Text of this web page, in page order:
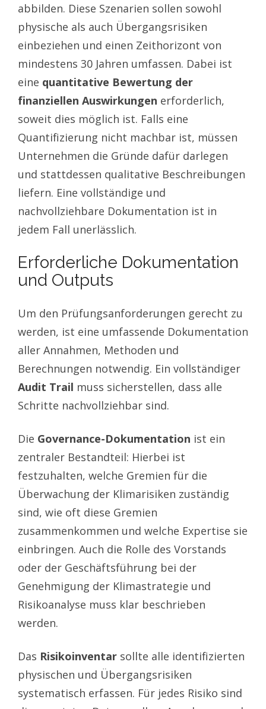
abbilden. Diese Szenarien sollen sowohl
physische als auch Übergangsrisiken
einbeziehen und einen Zeithorizont von
mindestens 30 Jahren umfassen. Dabei ist
eine quantitative Bewertung der
finanziellen Auswirkungen erforderlich,
soweit dies möglich ist. Falls eine
Quantifizierung nicht machbar ist, müssen
Unternehmen die Gründe dafür darlegen
und stattdessen qualitative Beschreibungen
liefern. Eine vollständige und
nachvollziehbare Dokumentation ist in
jedem Fall unerlässlich.
Erforderliche Dokumentation
und Outputs
Um den Prüfungsanforderungen gerecht zu
werden, ist eine umfassende Dokumentation
aller Annahmen, Methoden und
Berechnungen notwendig. Ein vollständiger
Audit Trail muss sicherstellen, dass alle
Schritte nachvollziehbar sind.
Die Governance-Dokumentation ist ein
zentraler Bestandteil: Hierbei ist
festzuhalten, welche Gremien für die
Überwachung der Klimarisiken zuständig
sind, wie oft diese Gremien
zusammenkommen und welche Expertise sie
einbringen. Auch die Rolle des Vorstands
oder der Geschäftsführung bei der
Genehmigung der Klimastrategie und
Risikoanalyse muss klar beschrieben
werden.
Das Risikoinventar sollte alle identifizierten
physischen und Übergangsrisiken
systematisch erfassen. Für jedes Risiko sind